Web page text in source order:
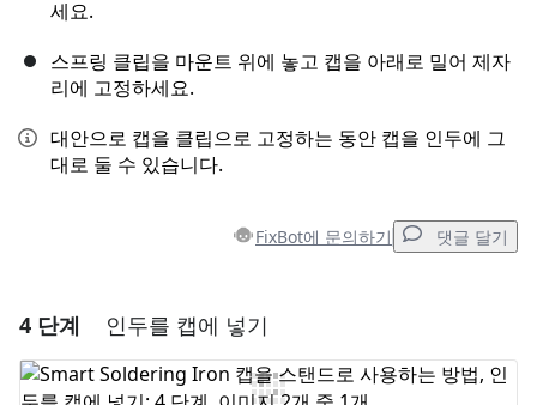
세요.
스프링 클립을 마운트 위에 놓고 캡을 아래로 밀어 제자
리에 고정하세요.
대안으로 캡을 클립으로 고정하는 동안 캡을 인두에 그
대로 둘 수 있습니다.
FixBot에 문의하기 댓글 달기
댓글 달기
댓글 쓰기
4 단계 인두를 캡에 넣기